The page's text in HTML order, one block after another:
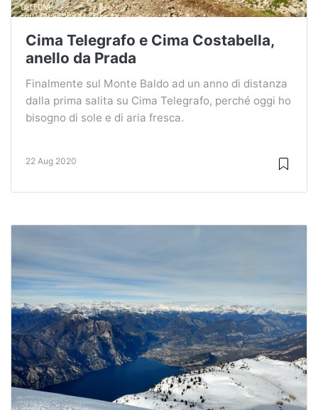
Cima Telegrafo e Cima Costabella,
anello da Prada
Finalmente sul Monte Baldo ad un anno di distanza
dalla prima salita su Cima Telegrafo, perché oggi ho
bisogno di sole e di aria fresca.
22 Aug 2020